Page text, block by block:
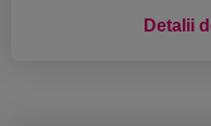
Detalii